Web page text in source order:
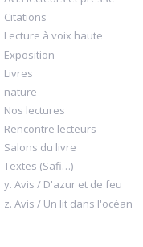
Citations
Lecture à voix haute
Exposition
Livres
nature
Nos lectures
Rencontre lecteurs
Salons du livre
Textes (Safi…)
y. Avis / D'azur et de feu
z. Avis / Un lit dans l'océan